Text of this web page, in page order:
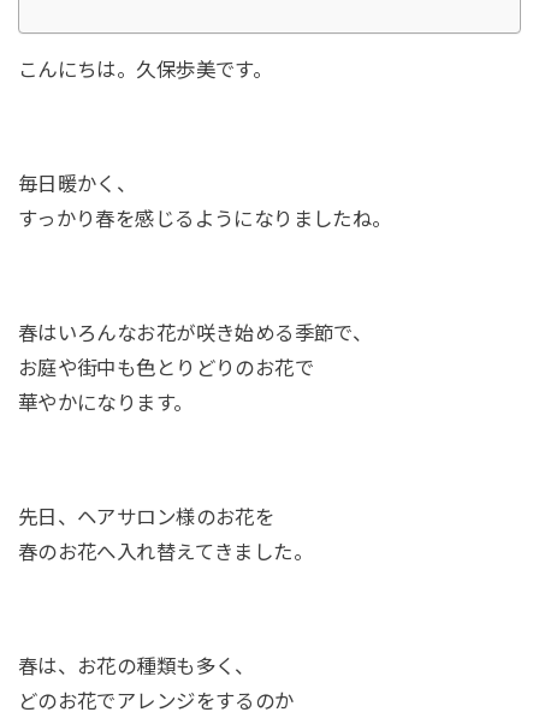
こんにちは。久保歩美です。
毎日暖かく、
すっかり春を感じるようになりましたね。
春はいろんなお花が咲き始める季節で、
お庭や街中も色とりどりのお花で
華やかになります。
先日、ヘアサロン様のお花を
春のお花へ入れ替えてきました。
春は、お花の種類も多く、
どのお花でアレンジをするのか